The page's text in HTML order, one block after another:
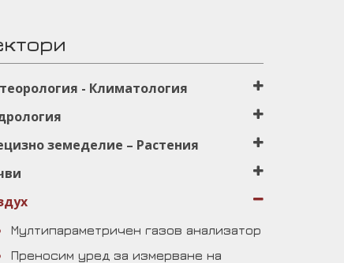
- Климатология
земеделиe – Растения
Мултипараметричен газов анализатор
Преносим уред за измерване на